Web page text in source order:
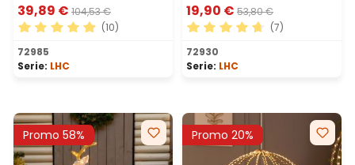
39,89 € 104,53 €
Valutazione media di 4.9 su 5 stelle
(10)
72985
Serie: LHC
19,90 € 53,80 €
Valutazione media di 4.71
(7)
72930
Serie: LHC
Promo 58% Promo 20%